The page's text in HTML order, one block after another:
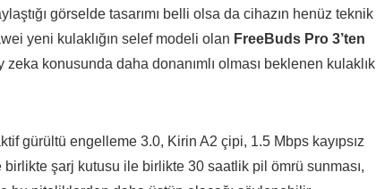
görselde tasarımı belli olsa da cihazın henüz teknik
yeni kulaklığın selef modeli olan FreeBuds Pro 3’ten
konusunda daha donanımlı olması beklenen kulaklık
gürültü engelleme 3.0, Kirin A2 çipi, 1.5 Mbps kayıpsız
şarj kutusu ile birlikte 30 saatlik pil ömrü sunması,